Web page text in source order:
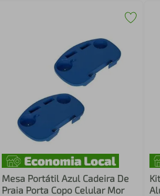
Mesa Portátil Azul Cadeira De
Praia Porta Copo Celular Mor